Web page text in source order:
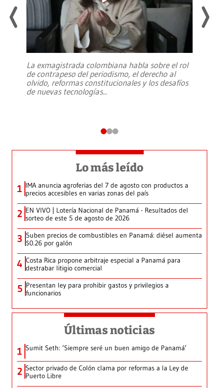
La exmagistrada colombiana habla sobre el rol
de contrapeso del periodismo, el derecho al
olvido, reformas constitucionales y los desafíos
de nuevas tecnologías...
Lo más leído
1 IMA anuncia agroferias del 7 de agosto con productos a
precios accesibles en varias zonas del país
2 EN VIVO | Lotería Nacional de Panamá - Resultados del
sorteo de este 5 de agosto de 2026
3 Suben precios de combustibles en Panamá: diésel aumenta
$0.26 por galón
4 Costa Rica propone arbitraje especial a Panamá para
destrabar litigio comercial
5 Presentan ley para prohibir gastos y privilegios a
funcionarios
Últimas noticias
1 Sumit Seth: ‘Siempre seré un buen amigo de Panamá’
2 Sector privado de Colón clama por reformas a la Ley de
Puerto Libre